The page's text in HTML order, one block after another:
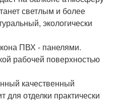
светлым и более
экологически
ПВХ - панелями.
рабочей поверхностью
качественный
для отделки практически